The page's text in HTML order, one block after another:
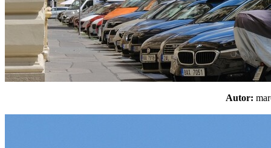
Autor: